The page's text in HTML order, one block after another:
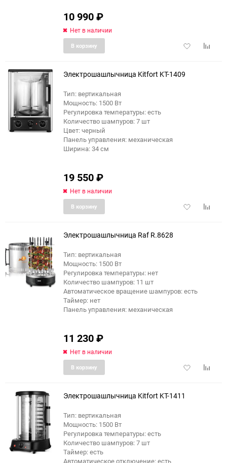
10 990₽
Нет в наличии
Добавить
В корзину
еще 4 фото
Электрошашлычница Kitfort KT-1409
Тип: вертикальная
Мощность: 1500 Вт
Регулировка температуры: есть
Количество шампуров: 7 шт
Цвет: черный
Панель управления: механическая
Ширина: 34 см
19 550₽
Нет в наличии
Добавить
В корзину
еще 5 фото
Электрошашлычница Raf R.8628
Тип: вертикальная
Мощность: 1500 Вт
Регулировка температуры: нет
Количество шампуров: 11 шт
Автоматическое вращение шампуров: есть
Таймер: нет
Панель управления: механическая
11 230₽
Нет в наличии
Добавить
В корзину
еще 2 фото
Электрошашлычница Kitfort KT-1411
Тип: вертикальная
Мощность: 1500 Вт
Регулировка температуры: есть
Количество шампуров: 7 шт
Таймер: есть
Автоматическое отключение: есть